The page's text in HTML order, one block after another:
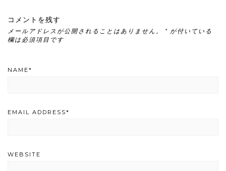
コメントを残す
メールアドレスが公開されることはありません。 * が付いている
欄は必須項目です
NAME*
EMAIL ADDRESS*
WEBSITE